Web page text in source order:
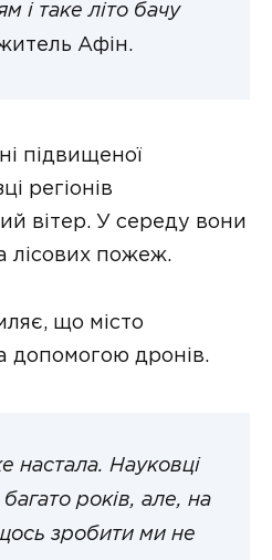
і таке літо бачу
Афін.
підвищеної
регіонів
вітер. У середу вони
лісових пожеж.
що місто
допомогою дронів.
настала. Науковці
років, але, на
зробити ми не